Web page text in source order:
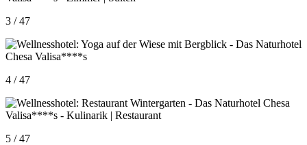
3 / 47
4 / 47
5 / 47